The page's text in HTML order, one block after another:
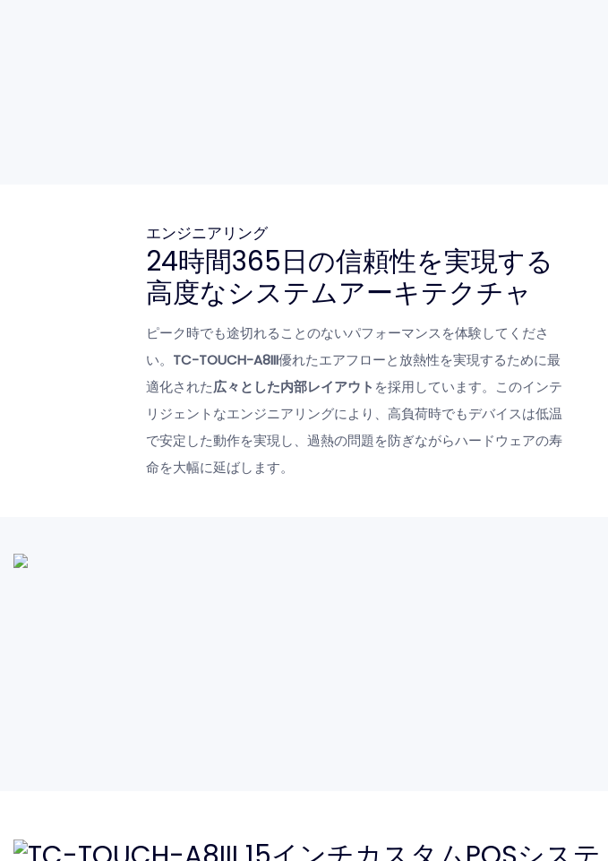
エンジニアリング
24時間365日の信頼性を実現する
高度なシステムアーキテクチャ
ピーク時でも途切れることのないパフォーマンスを体験してくださ
い。 TC-TOUCH-A8III優れたエアフローと放熱性を実現するために最
適化された広々とした内部レイアウト を採用しています。このインテ
リジェントなエンジニアリングにより、高負荷時でもデバイスは低温
で安定した動作を実現し、過熱の問題を防ぎながらハードウェアの寿
命を大幅に延ばします。